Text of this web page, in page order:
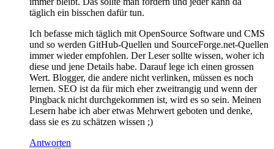
täglich ein bisschen dafür tun.
Ich befasse mich täglich mit OpenSource Software und CMS
und so werden GitHub-Quellen und SourceForge.net-Quellen
immer wieder empfohlen. Der Leser sollte wissen, woher ich
diese und jene Details habe. Darauf lege ich einen grossen
Wert. Blogger, die andere nicht verlinken, müssen es noch
lernen. SEO ist da für mich eher zweitrangig und wenn der
Pingback nicht durchgekommen ist, wird es so sein. Meinen
Lesern habe ich aber etwas Mehrwert geboten und denke,
dass sie es zu schätzen wissen ;)
Antworten